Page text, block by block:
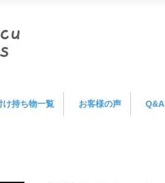
け持ち物一覧 お客様の声 Q&A